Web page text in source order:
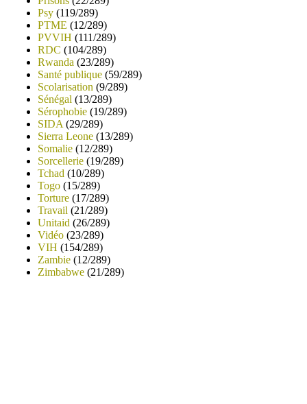
Psy (119/289)
PTME (12/289)
PVVIH (111/289)
RDC (104/289)
Rwanda (23/289)
Santé publique (59/289)
Scolarisation (9/289)
Sénégal (13/289)
Sérophobie (19/289)
SIDA (29/289)
Sierra Leone (13/289)
Somalie (12/289)
Sorcellerie (19/289)
Tchad (10/289)
Togo (15/289)
Torture (17/289)
Travail (21/289)
Unitaid (26/289)
Vidéo (23/289)
VIH (154/289)
Zambie (12/289)
Zimbabwe (21/289)